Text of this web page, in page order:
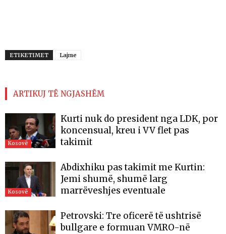
ETIKETIMET Lajme
ARTIKUJ TË NGJASHËM
Kosovë
Kurti nuk do president nga LDK, por
koncensual, kreu i VV flet pas
takimit
Kosovë
Abdixhiku pas takimit me Kurtin:
Jemi shumë, shumë larg
marrëveshjes eventuale
Petrovski: Tre oficerë të ushtrisë
bullgare e formuan VMRO-në